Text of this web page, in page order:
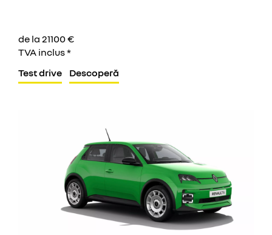
de la 21100 €
TVA inclus *
Test drive
Descoperă